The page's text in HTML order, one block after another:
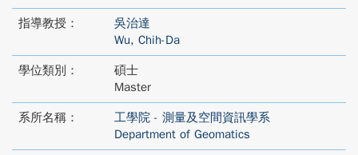
指導教授：
吳治達
Wu, Chih-Da
學位類別：
碩士
Master
系所名稱：
工學院 - 測量及空間資訊學系
Department of Geomatics